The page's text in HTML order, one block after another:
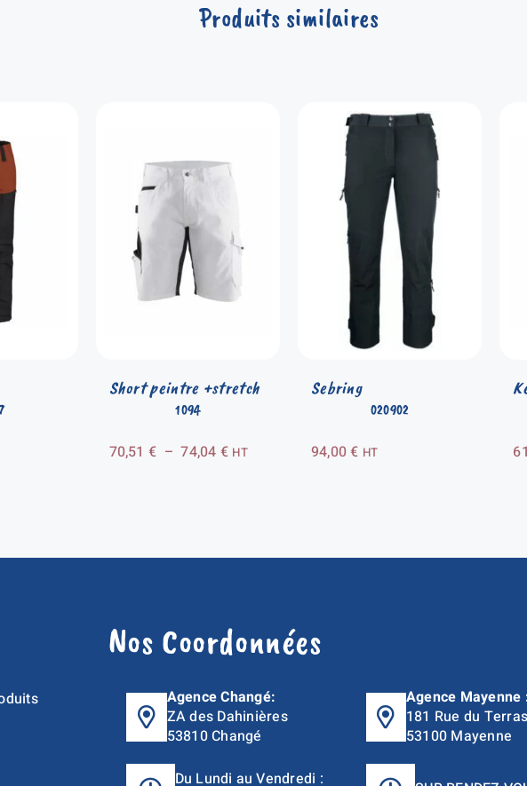
Produits similaires
1094
Short peintre +stretch
70,51 € – 74,04 €Plage
HT
020902
Sebring
94,00€ HT
Nos Coordonnées
Agence Changé:
ZA des Dahinières
53810 Changé
Du Lundi au Vendredi :
Agence Mayenne
181 Rue du Terras
53100 Mayenne